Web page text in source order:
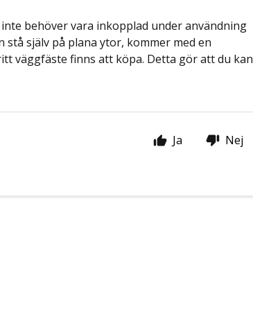
behöver vara inkopplad under användning
själv på plana ytor, kommer med en
väggfäste finns att köpa. Detta gör att du kan
Ja Nej